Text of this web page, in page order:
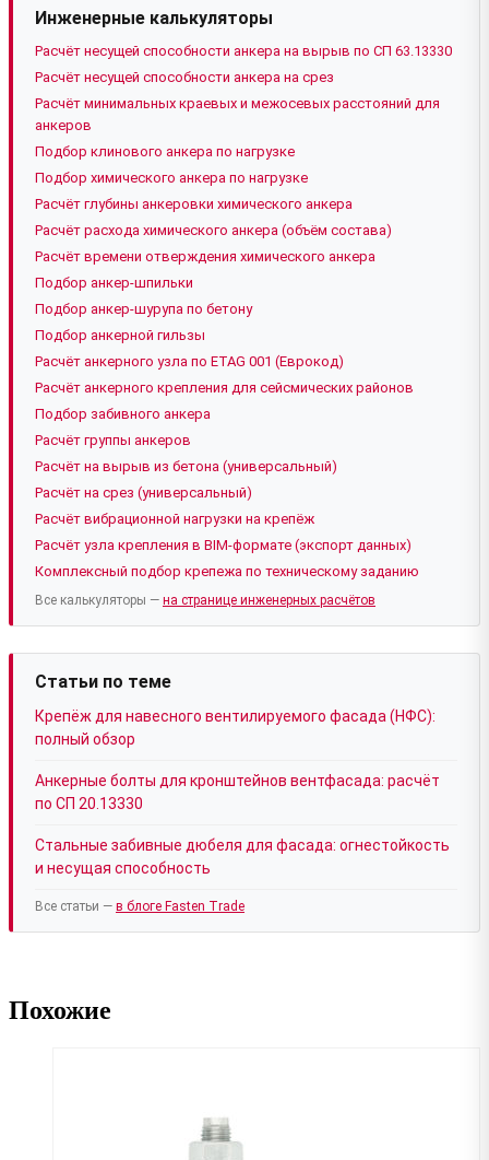
Инженерные калькуляторы
Расчёт несущей способности анкера на вырыв по СП 63.13330
Расчёт несущей способности анкера на срез
Расчёт минимальных краевых и межосевых расстояний для
анкеров
Подбор клинового анкера по нагрузке
Подбор химического анкера по нагрузке
Расчёт глубины анкеровки химического анкера
Расчёт расхода химического анкера (объём состава)
Расчёт времени отверждения химического анкера
Подбор анкер-шпильки
Подбор анкер-шурупа по бетону
Подбор анкерной гильзы
Расчёт анкерного узла по ETAG 001 (Еврокод)
Расчёт анкерного крепления для сейсмических районов
Подбор забивного анкера
Расчёт группы анкеров
Расчёт на вырыв из бетона (универсальный)
Расчёт на срез (универсальный)
Расчёт вибрационной нагрузки на крепёж
Расчёт узла крепления в BIM-формате (экспорт данных)
Комплексный подбор крепежа по техническому заданию
Все калькуляторы — на странице инженерных расчётов
Статьи по теме
Крепёж для навесного вентилируемого фасада (НФС):
полный обзор
Анкерные болты для кронштейнов вентфасада: расчёт
по СП 20.13330
Стальные забивные дюбеля для фасада: огнестойкость
и несущая способность
Все статьи — в блоге Fasten Trade
Похожие